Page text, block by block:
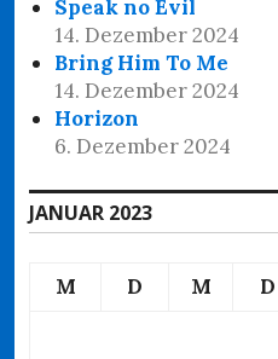
Speak no Evil
14. Dezember 2024
Bring Him To Me
14. Dezember 2024
Horizon
6. Dezember 2024
JANUAR 2023
M D M D